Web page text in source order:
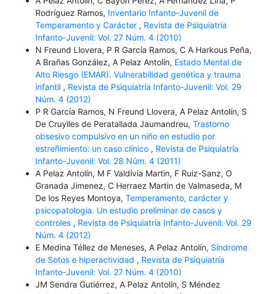
Rodríguez Ramos, Inventario Infanto-Juvenil de
Temperamento y Carácter , Revista de Psiquiatría
Infanto-Juvenil: Vol. 27 Núm. 4 (2010)
N Freund Llovera, P R García Ramos, C A Harkous Peña,
A Brañas González, A Pelaz Antolín, Estado Mental de
Alto Riesgo (EMAR). Vulnerabilidad genética y trauma
infantil , Revista de Psiquiatría Infanto-Juvenil: Vol. 29
Núm. 4 (2012)
P R García Ramos, N Freund Llovera, A Pelaz Antolín, S
De Cruylles de Peratallada Jaumandreu, Trastorno
obsesivo compulsivo en un niño en estudio por
estreñimiento: un caso clínico , Revista de Psiquiatría
Infanto-Juvenil: Vol. 28 Núm. 4 (2011)
A Pelaz Antolín, M F Valdivia Martin, F Ruiz-Sanz, O
Granada Jimenez, C Herraez Martin de Valmaseda, M
De los Reyes Montoya, Temperamento, carácter y
psicopatologia. Un estudio preliminar de casos y
controles , Revista de Psiquiatría Infanto-Juvenil: Vol. 29
Núm. 4 (2012)
E Medina Téllez de Meneses, A Pelaz Antolín, Síndrome
de Sotos e hiperactividad , Revista de Psiquiatría
Infanto-Juvenil: Vol. 27 Núm. 4 (2010)
JM Sendra Gutiérrez, A Pelaz Antolín, S Méndez